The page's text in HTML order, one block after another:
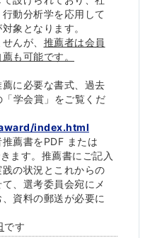
行動分析学を応用して
象となります。
んが、 推薦者は会員
も可能です。
に必要な書式、 過去
学会賞」をご覧くだ
index.html
薦書をPDF または
ます。推薦書にご記入
の状況とこれからの
、選考委員会宛にメ
資料の郵送が必要に
です